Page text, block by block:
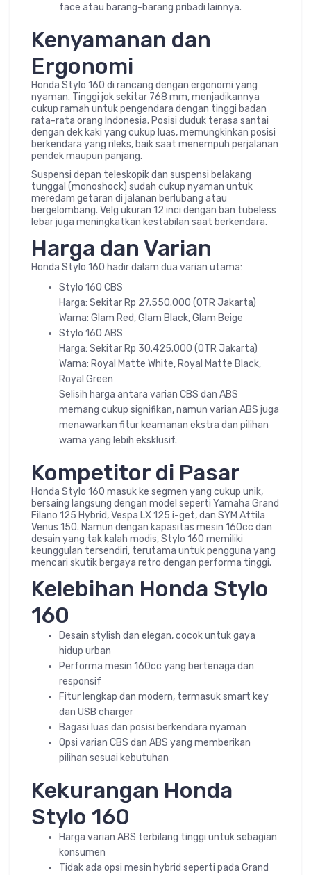
face atau barang-barang pribadi lainnya.
Kenyamanan dan
Ergonomi
Honda Stylo 160 di rancang dengan ergonomi yang
nyaman. Tinggi jok sekitar 768 mm, menjadikannya
cukup ramah untuk pengendara dengan tinggi badan
rata-rata orang Indonesia. Posisi duduk terasa santai
dengan dek kaki yang cukup luas, memungkinkan posisi
berkendara yang rileks, baik saat menempuh perjalanan
pendek maupun panjang.
Suspensi depan teleskopik dan suspensi belakang
tunggal (monoshock) sudah cukup nyaman untuk
meredam getaran di jalanan berlubang atau
bergelombang. Velg ukuran 12 inci dengan ban tubeless
lebar juga meningkatkan kestabilan saat berkendara.
Harga dan Varian
Honda Stylo 160 hadir dalam dua varian utama:
Stylo 160 CBS
Harga: Sekitar Rp 27.550.000 (OTR Jakarta)
Warna: Glam Red, Glam Black, Glam Beige
Stylo 160 ABS
Harga: Sekitar Rp 30.425.000 (OTR Jakarta)
Warna: Royal Matte White, Royal Matte Black,
Royal Green
Selisih harga antara varian CBS dan ABS
memang cukup signifikan, namun varian ABS juga
menawarkan fitur keamanan ekstra dan pilihan
warna yang lebih eksklusif.
Kompetitor di Pasar
Honda Stylo 160 masuk ke segmen yang cukup unik,
bersaing langsung dengan model seperti Yamaha Grand
Filano 125 Hybrid, Vespa LX 125 i-get, dan SYM Attila
Venus 150. Namun dengan kapasitas mesin 160cc dan
desain yang tak kalah modis, Stylo 160 memiliki
keunggulan tersendiri, terutama untuk pengguna yang
mencari skutik bergaya retro dengan performa tinggi.
Kelebihan Honda Stylo
160
Desain stylish dan elegan, cocok untuk gaya
hidup urban
Performa mesin 160cc yang bertenaga dan
responsif
Fitur lengkap dan modern, termasuk smart key
dan USB charger
Bagasi luas dan posisi berkendara nyaman
Opsi varian CBS dan ABS yang memberikan
pilihan sesuai kebutuhan
Kekurangan Honda
Stylo 160
Harga varian ABS terbilang tinggi untuk sebagian
konsumen
Tidak ada opsi mesin hybrid seperti pada Grand